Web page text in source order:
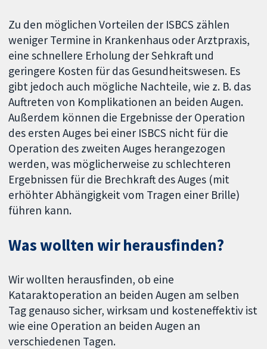
Zu den möglichen Vorteilen der ISBCS zählen
weniger Termine in Krankenhaus oder Arztpraxis,
eine schnellere Erholung der Sehkraft und
geringere Kosten für das Gesundheitswesen. Es
gibt jedoch auch mögliche Nachteile, wie z. B. das
Auftreten von Komplikationen an beiden Augen.
Außerdem können die Ergebnisse der Operation
des ersten Auges bei einer ISBCS nicht für die
Operation des zweiten Auges herangezogen
werden, was möglicherweise zu schlechteren
Ergebnissen für die Brechkraft des Auges (mit
erhöhter Abhängigkeit vom Tragen einer Brille)
führen kann.
Was wollten wir herausfinden?
Wir wollten herausfinden, ob eine
Kataraktoperation an beiden Augen am selben
Tag genauso sicher, wirksam und kosteneffektiv ist
wie eine Operation an beiden Augen an
verschiedenen Tagen.